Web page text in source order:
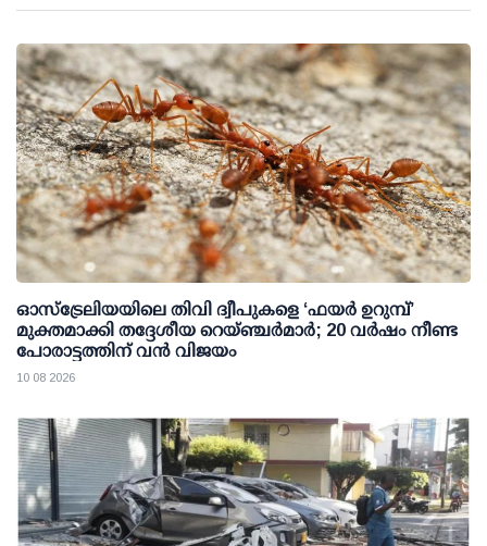
ഓസ്‌ട്രേലിയയിലെ തിവി ദ്വീപുകളെ ‘ഫയർ ഉറുമ്പ്’
മുക്തമാക്കി തദ്ദേശീയ റെയ്ഞ്ചർമാർ; 20 വർഷം നീണ്ട
പോരാട്ടത്തിന് വൻ വിജയം
10 08 2026